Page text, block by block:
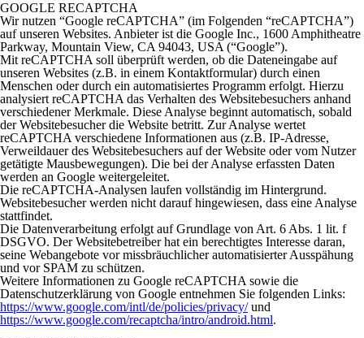
GOOGLE RECAPTCHA
Wir nutzen “Google reCAPTCHA” (im Folgenden “reCAPTCHA”)
auf unseren Websites. Anbieter ist die Google Inc., 1600 Amphitheatre
Parkway, Mountain View, CA 94043, USA (“Google”).
Mit reCAPTCHA soll überprüft werden, ob die Dateneingabe auf
unseren Websites (z.B. in einem Kontaktformular) durch einen
Menschen oder durch ein automatisiertes Programm erfolgt. Hierzu
analysiert reCAPTCHA das Verhalten des Websitebesuchers anhand
verschiedener Merkmale. Diese Analyse beginnt automatisch, sobald
der Websitebesucher die Website betritt. Zur Analyse wertet
reCAPTCHA verschiedene Informationen aus (z.B. IP-Adresse,
Verweildauer des Websitebesuchers auf der Website oder vom Nutzer
getätigte Mausbewegungen). Die bei der Analyse erfassten Daten
werden an Google weitergeleitet.
Die reCAPTCHA-Analysen laufen vollständig im Hintergrund.
Websitebesucher werden nicht darauf hingewiesen, dass eine Analyse
stattfindet.
Die Datenverarbeitung erfolgt auf Grundlage von Art. 6 Abs. 1 lit. f
DSGVO. Der Websitebetreiber hat ein berechtigtes Interesse daran,
seine Webangebote vor missbräuchlicher automatisierter Ausspähung
und vor SPAM zu schützen.
Weitere Informationen zu Google reCAPTCHA sowie die
Datenschutzerklärung von Google entnehmen Sie folgenden Links:
https://www.google.com/intl/de/policies/privacy/und
https://www.google.com/recaptcha/intro/android.html.